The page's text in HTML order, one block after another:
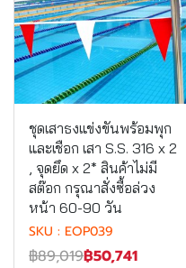
ชุดเสาธงแข่งขันพร้อมพุก
และเชือก เสา S.S. 316 x 2
, จุดยึด x 2* สินค้าไม่มี
สต๊อก กรุณาสั่งซื้อล่วง
หน้า 60-90 วัน
SKU : EOP039
฿89,019฿50,741